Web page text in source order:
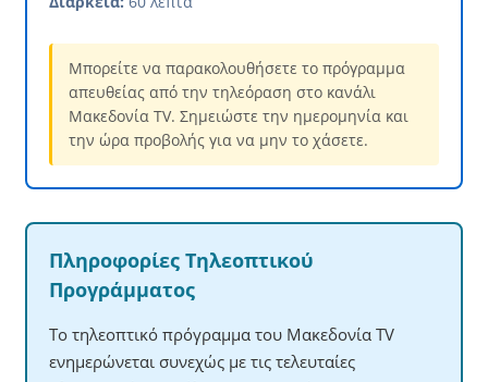
Μπορείτε να παρακολουθήσετε το πρόγραμμα
απευθείας από την τηλεόραση στο κανάλι
Μακεδονία TV. Σημειώστε την ημερομηνία και
την ώρα προβολής για να μην το χάσετε.
Πληροφορίες Τηλεοπτικού
Προγράμματος
Το τηλεοπτικό πρόγραμμα του Μακεδονία TV
ενημερώνεται συνεχώς με τις τελευταίες